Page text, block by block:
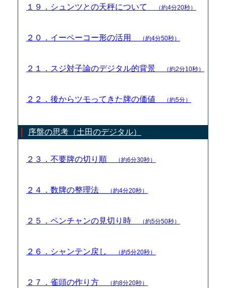
１９．シュンツとの天秤について （約4分20秒）
２０．イーペーコー形の活用 （約4分50秒）
２１．スジ対子論のデジタル的背景 （約2分10秒）
２２．後からツモってきた牌の価値 （約5分）
序盤の思考（土田のデジタル）
２３．不要牌の切り順 （約6分30秒）
２４．数牌の整理法 （約4分20秒）
２５．ペンチャンの見切り時 （約5分50秒）
２６．シャンテン戻し （約5分20秒）
２７．雀頭の作り方 （約8分20秒）